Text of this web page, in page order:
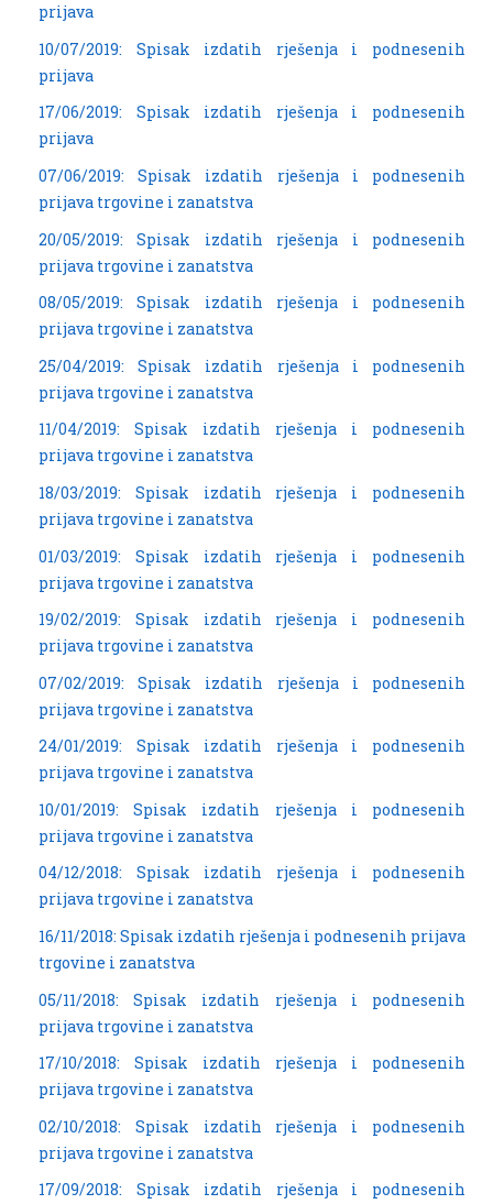
prijava
10/07/2019: Spisak izdatih rješenja i podnesenih
prijava
17/06/2019: Spisak izdatih rješenja i podnesenih
prijava
07/06/2019: Spisak izdatih rješenja i podnesenih
prijava trgovine i zanatstva
20/05/2019: Spisak izdatih rješenja i podnesenih
prijava trgovine i zanatstva
08/05/2019: Spisak izdatih rješenja i podnesenih
prijava trgovine i zanatstva
25/04/2019: Spisak izdatih rješenja i podnesenih
prijava trgovine i zanatstva
11/04/2019: Spisak izdatih rješenja i podnesenih
prijava trgovine i zanatstva
18/03/2019: Spisak izdatih rješenja i podnesenih
prijava trgovine i zanatstva
01/03/2019: Spisak izdatih rješenja i podnesenih
prijava trgovine i zanatstva
19/02/2019: Spisak izdatih rješenja i podnesenih
prijava trgovine i zanatstva
07/02/2019: Spisak izdatih rješenja i podnesenih
prijava trgovine i zanatstva
24/01/2019: Spisak izdatih rješenja i podnesenih
prijava trgovine i zanatstva
10/01/2019: Spisak izdatih rješenja i podnesenih
prijava trgovine i zanatstva
04/12/2018: Spisak izdatih rješenja i podnesenih
prijava trgovine i zanatstva
16/11/2018: Spisak izdatih rješenja i podnesenih prijava
trgovine i zanatstva
05/11/2018: Spisak izdatih rješenja i podnesenih
prijava trgovine i zanatstva
17/10/2018: Spisak izdatih rješenja i podnesenih
prijava trgovine i zanatstva
02/10/2018: Spisak izdatih rješenja i podnesenih
prijava trgovine i zanatstva
17/09/2018: Spisak izdatih rješenja i podnesenih